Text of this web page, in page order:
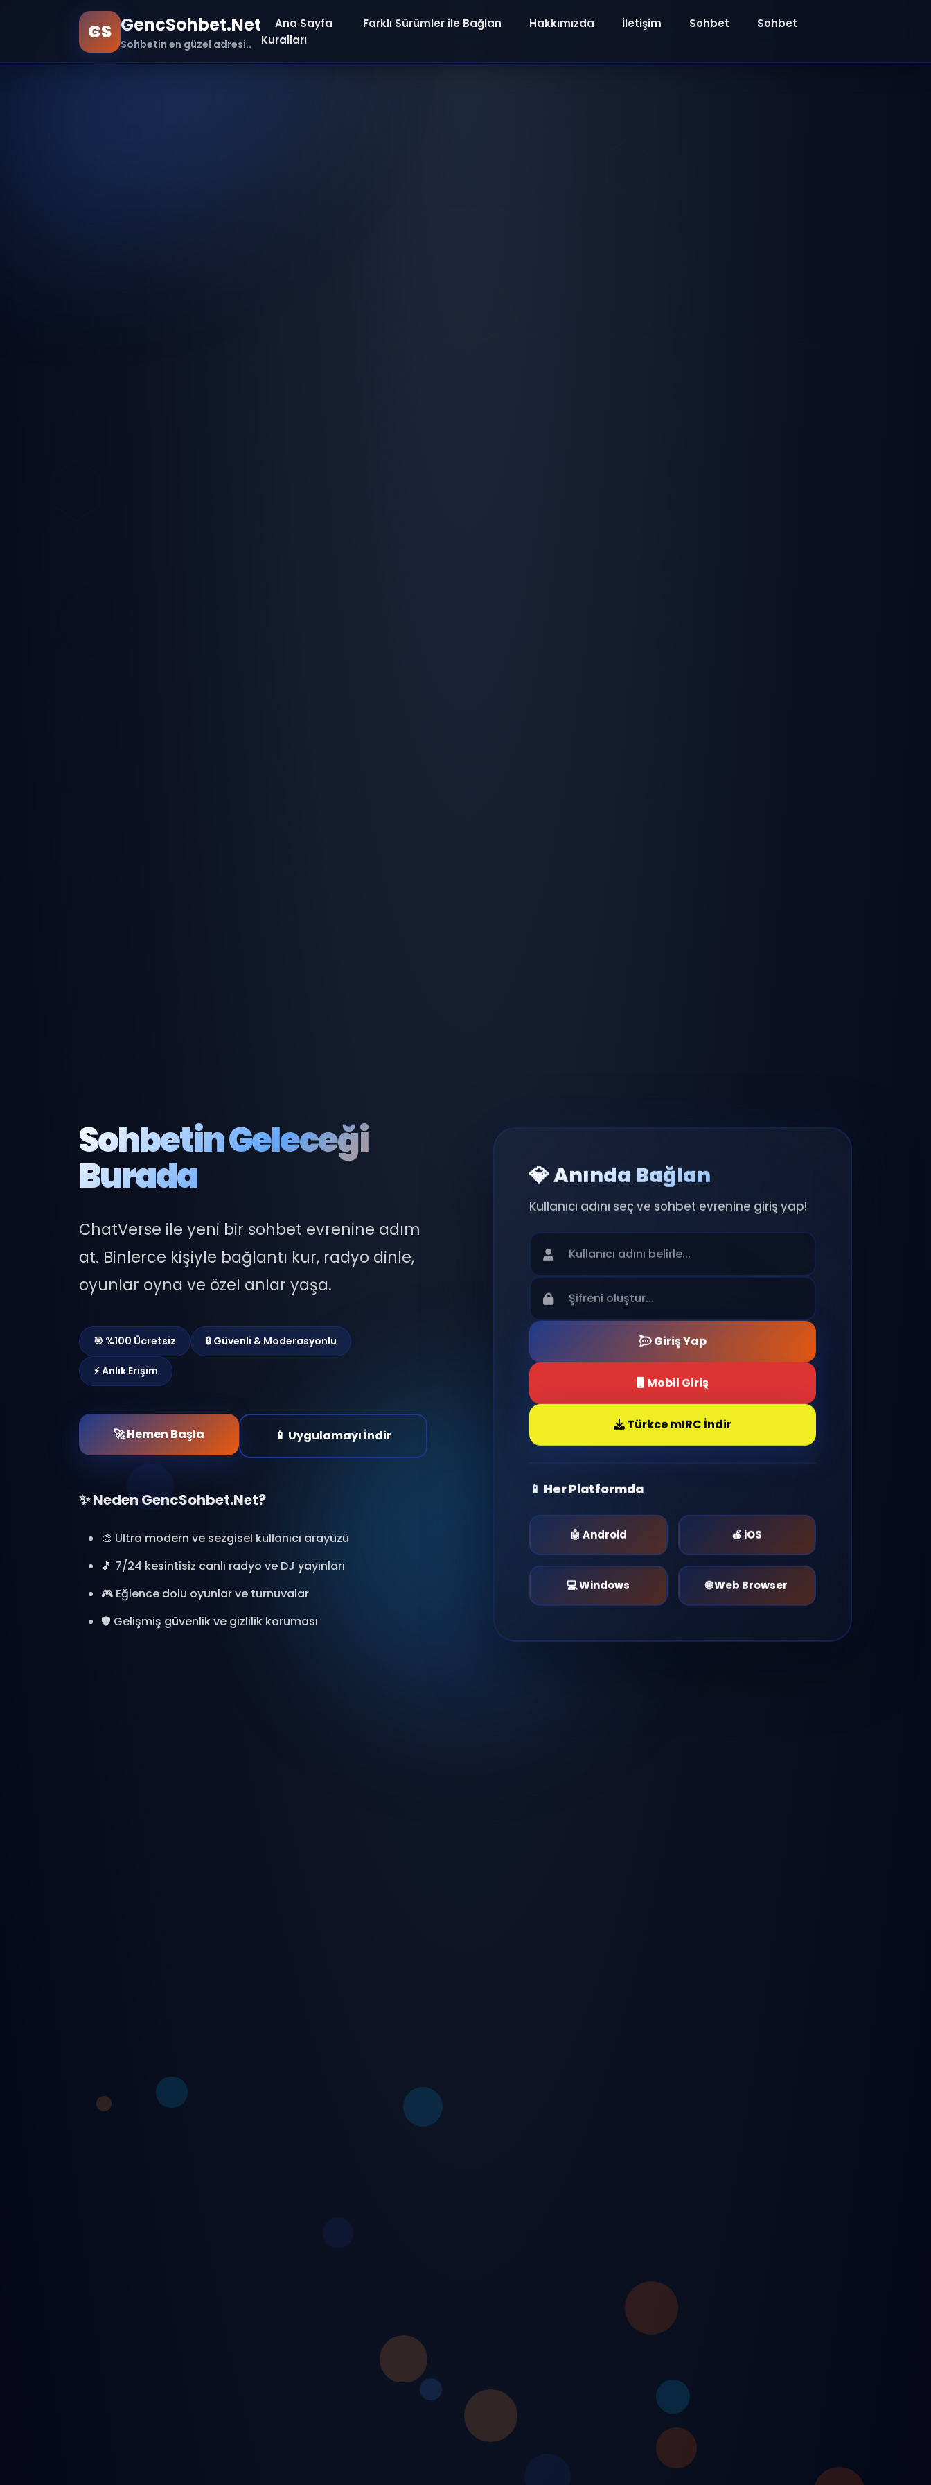
GS GencSohbet.Net
Sohbetin en güzel adresi..
Ana Sayfa Farklı Sürümler ile Bağlan Hakkımızda İletişim Sohbet
Sohbet
Kuralları
Sohbetin Geleceği
Burada
ChatVerse ile yeni bir sohbet evrenine adım
at. Binlerce kişiyle bağlantı kur, radyo dinle,
oyunlar oyna ve özel anlar yaşa.
🎯 %100 Ücretsiz 🔒 Güvenli & Moderasyonlu
⚡ Anlık Erişim
🚀 Hemen Başla 📱 Uygulamayı İndir
✨ Neden GencSohbet.Net?
🎨 Ultra modern ve sezgisel kullanıcı arayüzü
🎵 7/24 kesintisiz canlı radyo ve DJ yayınları
🎮 Eğlence dolu oyunlar ve turnuvalar
🛡️ Gelişmiş güvenlik ve gizlilik koruması
💎 Anında Bağlan
Türkce mIRC İndir
📱 Her Platformda
🤖 Android